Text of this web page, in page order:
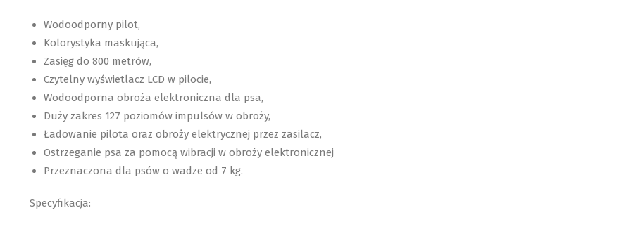
Wodoodporny pilot,
Kolorystyka maskująca,
Zasięg do 800 metrów,
Czytelny wyświetlacz LCD w pilocie,
Wodoodporna obroża elektroniczna dla psa,
Duży zakres 127 poziomów impulsów w obroży,
Ładowanie pilota oraz obroży elektrycznej przez zasilacz,
Ostrzeganie psa za pomocą wibracji w obroży elektronicznej
Przeznaczona dla psów o wadze od 7 kg.
Specyfikacja: